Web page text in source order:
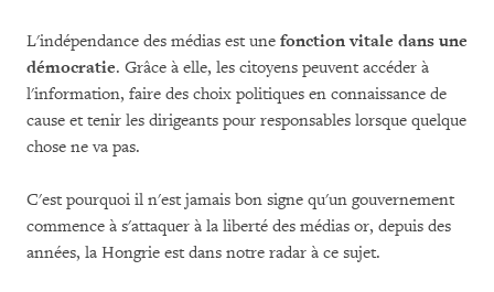
L'indépendance des médias est une fonction vitale dans une
démocratie. Grâce à elle, les citoyens peuvent accéder à
l'information, faire des choix politiques en connaissance de
cause et tenir les dirigeants pour responsables lorsque quelque
chose ne va pas.
C'est pourquoi il n'est jamais bon signe qu'un gouvernement
commence à s'attaquer à la liberté des médias or, depuis des
années, la Hongrie est dans notre radar à ce sujet.